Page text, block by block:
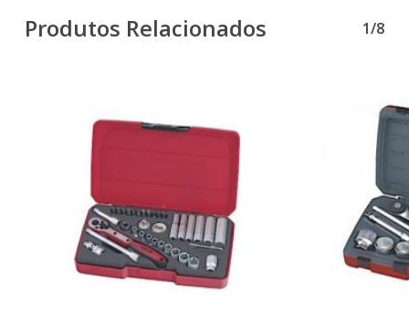
Produtos Relacionados 1/8